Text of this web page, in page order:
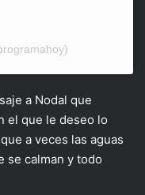
a Nodal que
el que le deseo lo
a veces las aguas
se calman y todo